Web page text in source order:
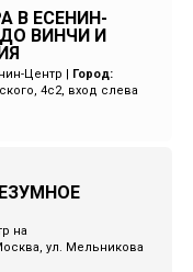
В ЕСЕНИН-
ВИНЧИ И
Центр | Город:
4с2, вход слева
на
ул. Мельникова